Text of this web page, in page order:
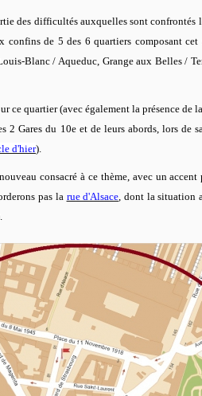
des difficultés auxquelles sont confrontés
confins de 5 des 6 quartiers composant cet
Blanc / Aqueduc, Grange aux Belles /
ce quartier (avec également la présence de
2 Gares du 10e et de leurs abords, lors de
d'hier).
consacré à ce thème, avec un
pas la rue d'Alsace , dont la situation